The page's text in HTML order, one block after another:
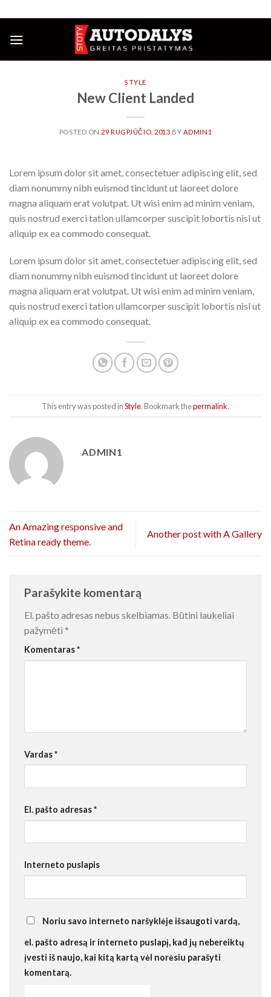
to
content
STYLE
New Client Landed
POSTED ON 29 RUGPJŪČIO, 2013 BY ADMIN1
Lorem ipsum dolor sit amet, consectetuer adipiscing elit, sed
diam nonummy nibh euismod tincidunt ut laoreet dolore
magna aliquam erat volutpat. Ut wisi enim ad minim veniam,
quis nostrud exerci tation ullamcorper suscipit lobortis nisl ut
aliquip ex ea commodo consequat.
Lorem ipsum dolor sit amet, consectetuer adipiscing elit, sed
diam nonummy nibh euismod tincidunt ut laoreet dolore
magna aliquam erat volutpat. Ut wisi enim ad minim veniam,
quis nostrud exerci tation ullamcorper suscipit lobortis nisl ut
aliquip ex ea commodo consequat.
This entry was posted inStyle. Bookmark thepermalink.
ADMIN1
An Amazing responsive and
Retina ready theme.
Another post with A Gallery
Parašykite komentarą
El. pašto adresas nebus skelbiamas. Būtini laukeliai
pažymėti *
Komentaras*
Vardas*
El. pašto adresas*
Interneto puslapis
Noriu savo interneto naršyklėje išsaugoti vardą,
el. pašto adresą ir interneto puslapį, kad jų nebereiktų
įvesti iš naujo, kai kitą kartą vėl norėsiu parašyti
komentarą.